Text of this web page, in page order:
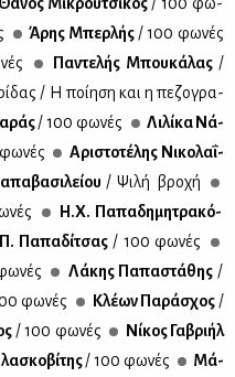
Άρης Μπερ­λής / 100 φω­νές
Πα­ντε­λής Μπου­κά­λας /
/ Η ποί­η­ση και η πε­ζο­γρα­
/ 100 φω­νές
Λι­λί­κα Νά­
Αρι­στο­τέ­λης Νι­κο­λα­ΐ­
/ Ψι­λή βρο­χή
Η.Χ. Πα­πα­δη­μη­τρα­κό­
Πα­πα­δί­τσας / 100 φω­νές
Λά­κης Πα­πα­στά­θης /
φω­νές Κλέ­ων Πα­ρά­σχος /
/ 100 φω­νές
Νί­κος Γα­βρι­ήλ
/ 100 φω­νές
Μά­